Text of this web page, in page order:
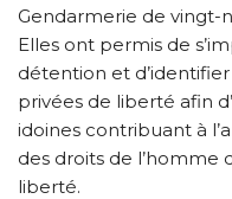
Gendarmerie de vingt-
Elles ont permis de
détention et
privées de liberté afin
idoines contribuant à
des droits de l’homme
liberté.